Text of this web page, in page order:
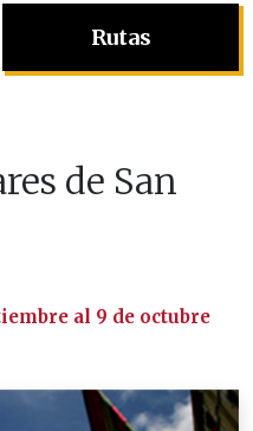
Rutas
de San
al 9 de octubre